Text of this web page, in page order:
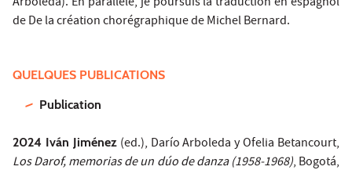
de De la création chorégraphique de Michel Bernard.
QUELQUES PUBLICATIONS
Publication
2024 Iván Jiménez(ed.), Darío Arboleda y Ofelia Betancourt,
Los Darof, memorias de un dúo de danza (1958-1968), Bogotá,